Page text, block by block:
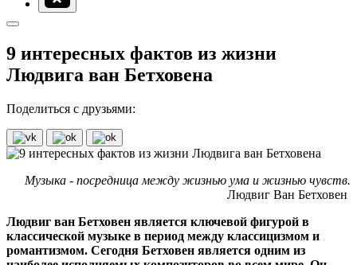
9 интересных фактов из жизни
Людвига ван Бетховена
Поделиться с друзьями:
Музыка - посредница между жизнью ума и жизнью чувств.
Людвиг Ван Бетховен
Людвиг ван Бетховен является ключевой фигурой в
классической музыке в период между классицизмом и
романтизмом. Сегодня Бетховен является одним из